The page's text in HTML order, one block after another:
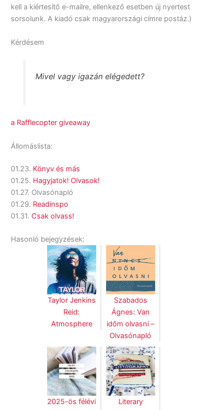
kell a kiértesítő e-mailre, ellenkező esetben új nyertest
sorsolunk. A kiadó csak magyarországi címre postáz.)
Kérdésem
Mivel vagy igazán elégedett?
a Rafflecopter giveaway
Állomáslista:
01.23. Könyv és más
01.25. Hagyjatok! Olvasok!
01.27. Olvasónapló
01.29. Readinspo
01.31. Csak olvass!
Hasonló bejegyzések:
Taylor Jenkins
Reid:
Atmosphere
Szabados
Ágnes: Van
időm olvasni –
Olvasónapló
2025-ös félévi
Literary